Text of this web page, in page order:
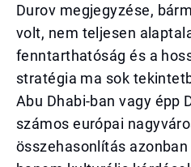
Durov megjegyzése,
volt, nem teljesen
fenntarthatóság és a
stratégia ma sok
Abu Dhabi-ban vagy épp
számos európai
összehasonlítás